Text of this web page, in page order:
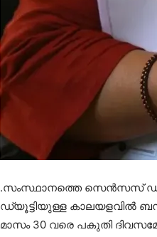
.സംസ്ഥാനത്തെ സെൻസസ്
ഡ്യൂട്ടിയുള്ള കാലയളവിൽ
മാസം 30 വരെ പകുതി